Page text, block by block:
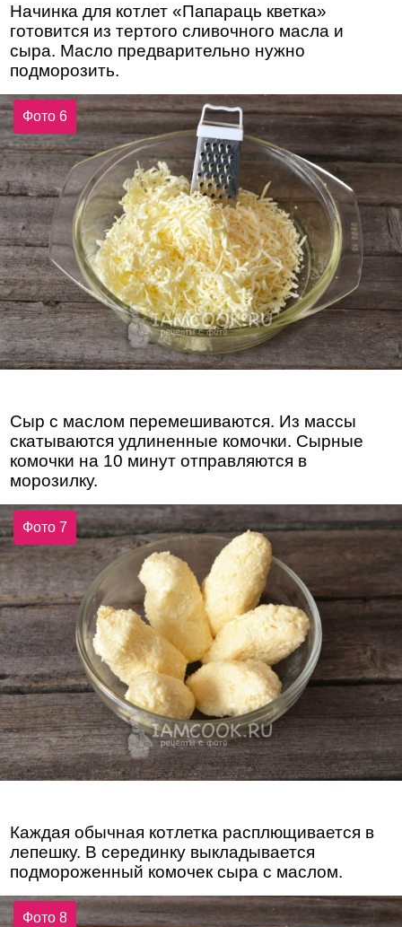
Начинка для котлет «Папараць кветка»
готовится из тертого сливочного масла и
сыра. Масло предварительно нужно
подморозить.
Фото 6
Сыр с маслом перемешиваются. Из массы
скатываются удлиненные комочки. Сырные
комочки на 10 минут отправляются в
морозилку.
Фото 7
Каждая обычная котлетка расплющивается в
лепешку. В серединку выкладывается
подмороженный комочек сыра с маслом.
Фото 8